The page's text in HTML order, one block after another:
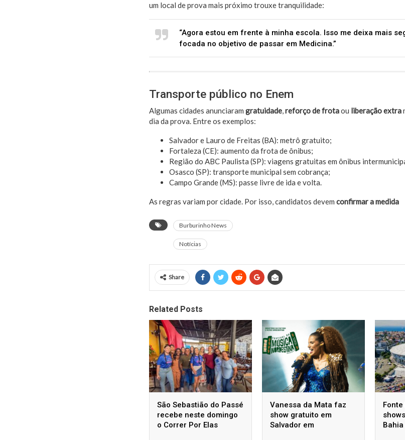
um local de prova mais próximo trouxe tranquilidade:
“Agora estou em frente à minha escola. Isso me deixa mais
focada no objetivo de passar em Medicina.”
Transporte público no Enem
Algumas cidades anunciaram gratuidade,reforço de frotaou liberação extra
dia da prova. Entre os exemplos:
Salvador e Lauro de Freitas (BA): metrô gratuito;
Fortaleza (CE): aumento da frota de ônibus;
Região do ABC Paulista (SP): viagens gratuitas em ônibus
Osasco (SP): transporte municipal sem cobrança;
Campo Grande (MS): passe livre de ida e volta.
As regras variam por cidade. Por isso, candidatos devem confirmar a medida
Burburinho News
Notícias
Share
Related Posts
São Sebastião do Passé
recebe neste domingo
o Correr Por Elas
Vanessa da Mata faz
show gratuito em
Salvador em